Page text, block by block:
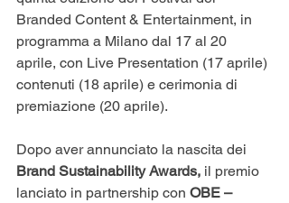
Branded Content & Entertainment, in
programma a Milano dal 17 al 20
aprile, con Live Presentation (17 aprile)
contenuti (18 aprile) e cerimonia di
premiazione (20 aprile).
Dopo aver annunciato la nascita dei
Brand Sustainability Awards, il premio
lanciato in partnership con OBE –